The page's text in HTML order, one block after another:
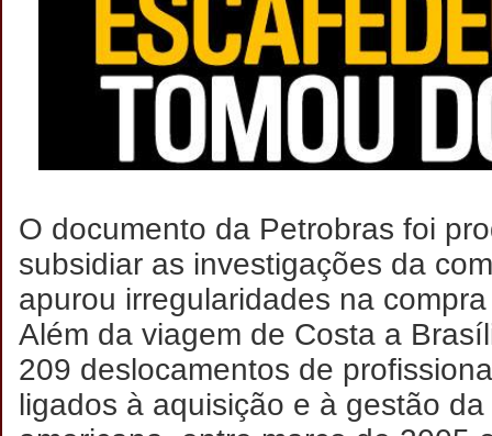
O documento da Petrobras foi
subsidiar as investigações da
apurou irregularidades na
Além da viagem de Costa a
209 deslocamentos de
ligados à aquisição e à gestão